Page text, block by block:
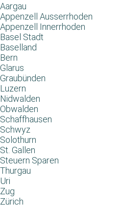
Aargau
Appenzell Ausserrhoden
Appenzell Innerrhoden
Basel Stadt
Baselland
Bern
Glarus
Graubünden
Luzern
Nidwalden
Obwalden
Schaffhausen
Schwyz
Solothurn
St. Gallen
Steuern Sparen
Thurgau
Uri
Zug
Zürich